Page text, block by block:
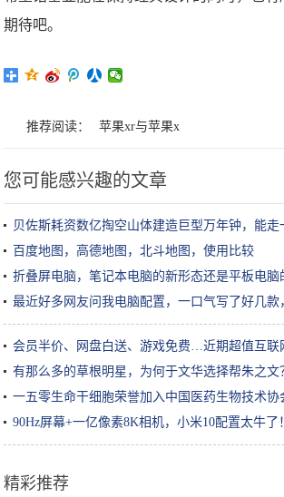
期待吧。
推荐阅读： 苹果xr与苹果x
您可能感兴趣的文章
贝佐斯耗资数亿掏空山体建造巨型万年钟，能
百度地图，高德地图，北斗地图，使用比较
折叠屏电脑，笔记本电脑的新形态还是平板电脑
最近好多网友问我电脑配置，一口气写了好几款
会员半价、网盘白送、游戏免费…近期超值互联
有那么多的草根明星，为何于文华选择帮朱之文
一五零生命干细胞荣誉加入中国医药生物技术协
90Hz屏幕+一亿像素8K相机，小米10配置太牛了
精彩推荐